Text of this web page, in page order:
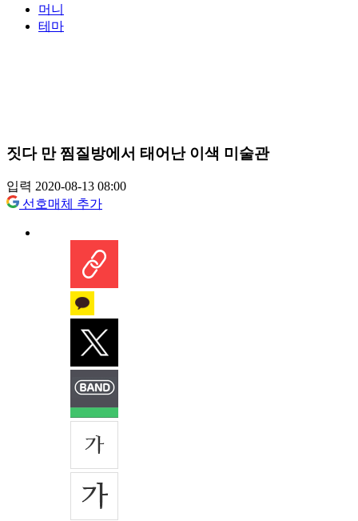
머니
테마
짓다 만 찜질방에서 태어난 이색 미술관
입력 2020-08-13 08:00
선호매체 추가